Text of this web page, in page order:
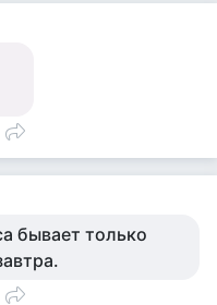
бывает только